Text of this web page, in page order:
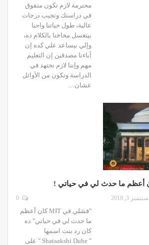
محترمة لازم تكون متفوق
في دراستك وتجيب درجات
عالية، طول حياتنا واحنا
بيتغسل مخاخنا بالكلام ده،
وإلي بيساعد علي كده إن
آباءنا مصدقين إن التعليم
مهم وإننا لازم نجتهد في
الدراسة ونكون من الأوائل
عشان…
سبتمبر 3, 2018
"فشلي في MIT كان أعظم
ما حدث لي في حياتي" ده
كان رد بنت اسمها
" Shataakshi Dube " على